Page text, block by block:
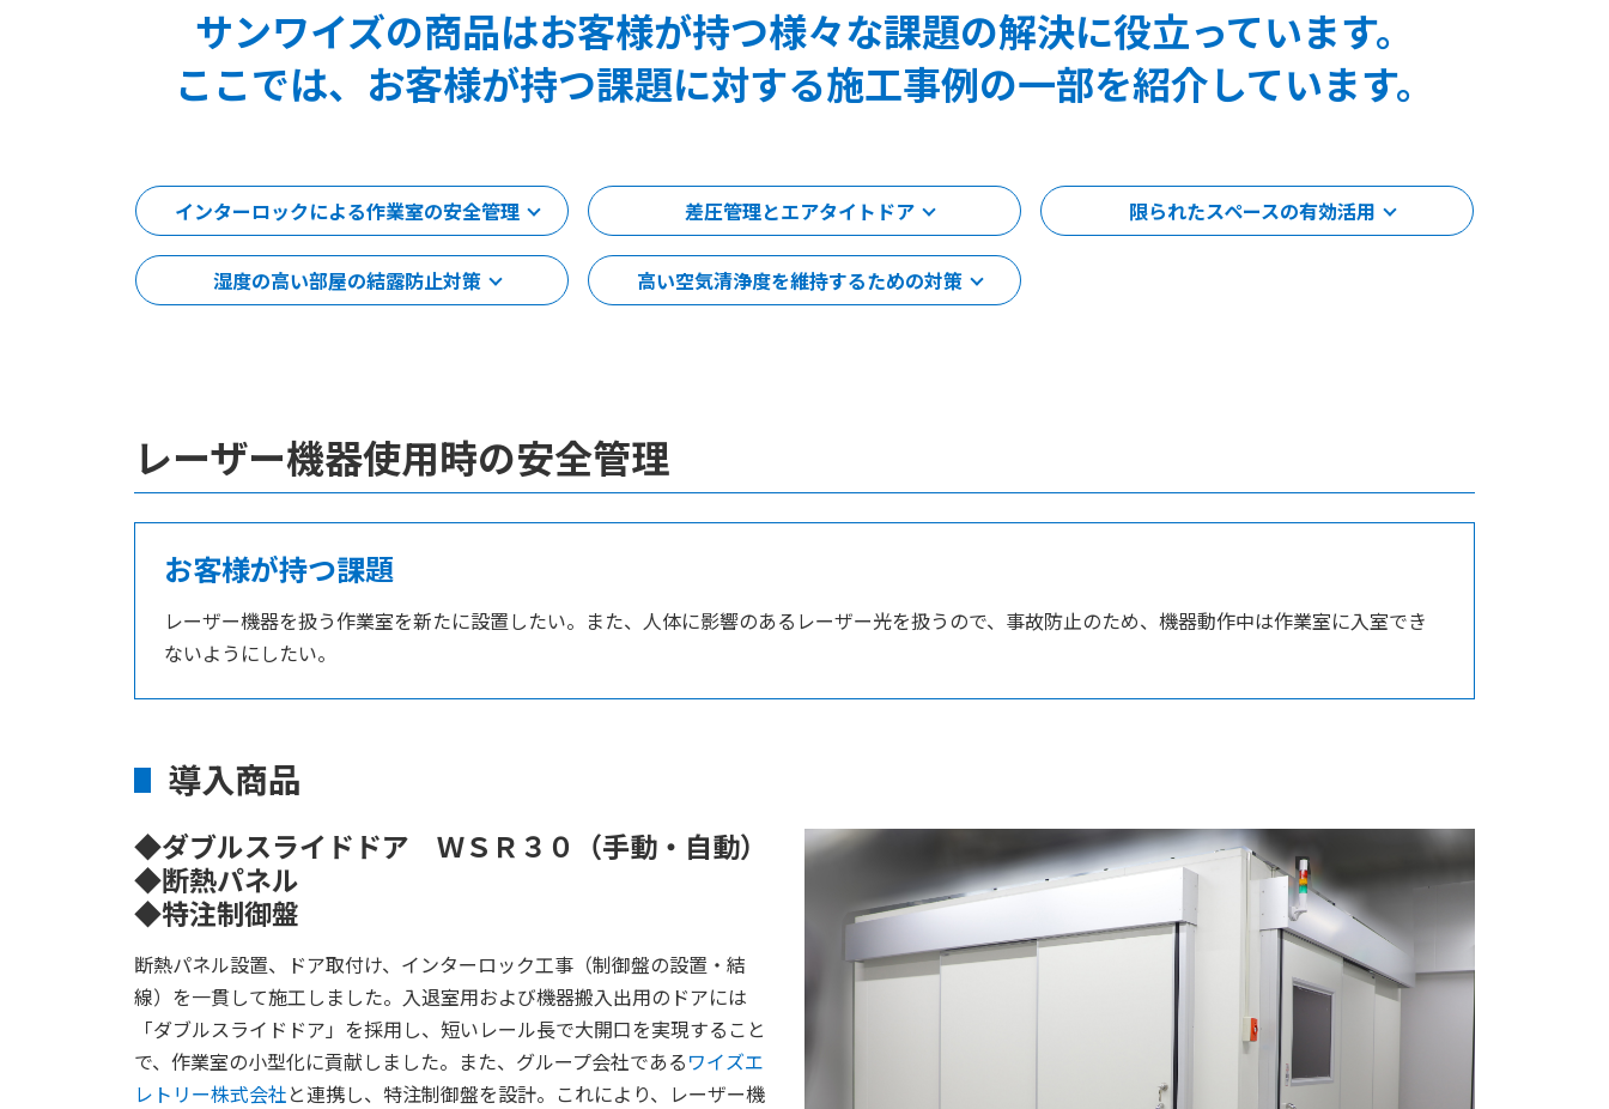
サンワイズの商品はお客様が持つ様々な課題の解決に役立っています。
ここでは、お客様が持つ課題に対する施工事例の一部を紹介しています。
インターロックによる作業室の安全管理 差圧管理とエアタイトドア 限られたスペースの有効活用
湿度の高い部屋の結露防止対策 高い空気清浄度を維持するための対策
レーザー機器使用時の安全管理
お客様が持つ課題
レーザー機器を扱う作業室を新たに設置したい。また、人体に影響のあるレーザー光を扱うので、事故防止のため、機器動作中は作業室に入室でき
ないようにしたい。
導入商品
◆ダブルスライドドア ＷＳＲ３０（手動・自動）
◆断熱パネル
◆特注制御盤
断熱パネル設置、ドア取付け、インターロック工事（制御盤の設置・結
線）を一貫して施工しました。入退室用および機器搬入出用のドアには
「ダブルスライドドア」を採用し、短いレール長で大開口を実現すること
で、作業室の小型化に貢献しました。また、グループ会社であるワイズエ
レトリー株式会社と連携し、特注制御盤を設計。これにより、レーザー機